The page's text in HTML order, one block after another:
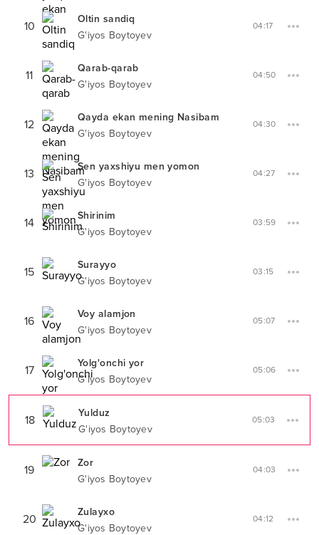
10
Oltin sandiq
G'iyos Boytoyev
04:17
11
Qarab-qarab
G'iyos Boytoyev
04:50
12
Qayda ekan mening Nasibam
G'iyos Boytoyev
04:30
13
Sen yaxshiyu men yomon
G'iyos Boytoyev
04:27
14
Shirinim
G'iyos Boytoyev
03:59
15
Surayyo
G'iyos Boytoyev
03:15
16
Voy alamjon
G'iyos Boytoyev
05:07
17
Yolg'onchi yor
G'iyos Boytoyev
05:06
18
Yulduz
G'iyos Boytoyev
05:03
19
Zor
G'iyos Boytoyev
04:03
20
Zulayxo
G'iyos Boytoyev
04:12